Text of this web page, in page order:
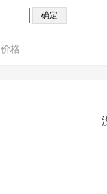
价格